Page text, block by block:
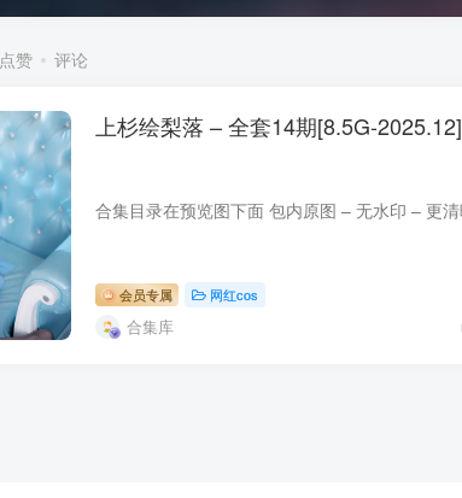
点赞 评论
上杉绘梨落 – 全套14期[8.5G-2025.12]
会员专属 网红cos
合集库